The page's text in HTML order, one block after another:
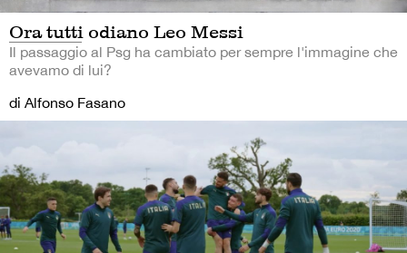
Ora tutti odiano Leo Messi
Il passaggio al Psg ha cambiato per sempre l'immagine che
avevamo di lui?
di Alfonso Fasano